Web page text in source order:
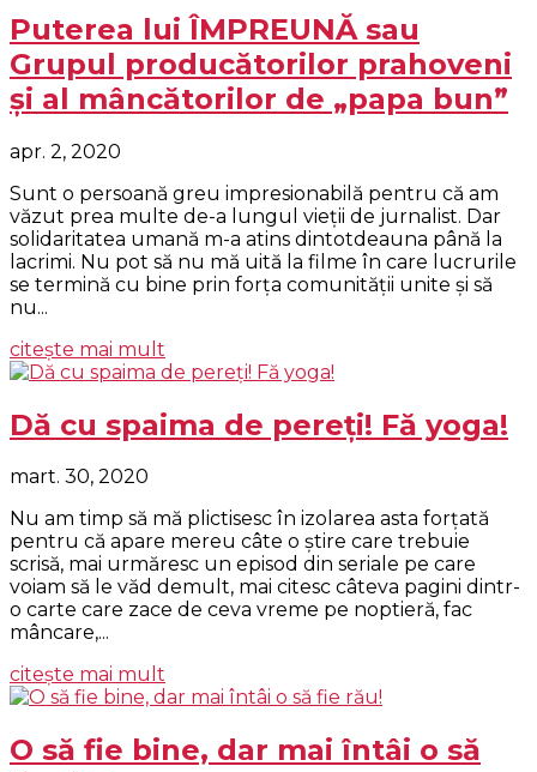
Puterea lui ÎMPREUNĂ sau
Grupul producătorilor prahoveni
şi al mâncătorilor de „papa bun”
apr. 2, 2020
Sunt o persoană greu impresionabilă pentru că am
văzut prea multe de-a lungul vieţii de jurnalist. Dar
solidaritatea umană m-a atins dintotdeauna până la
lacrimi. Nu pot să nu mă uită la filme în care lucrurile
se termină cu bine prin forţa comunităţii unite şi să
nu...
citește mai mult
Dă cu spaima de pereţi! Fă yoga!
mart. 30, 2020
Nu am timp să mă plictisesc în izolarea asta forţată
pentru că apare mereu câte o ştire care trebuie
scrisă, mai urmăresc un episod din seriale pe care
voiam să le văd demult, mai citesc câteva pagini dintr-
o carte care zace de ceva vreme pe noptieră, fac
mâncare,...
citește mai mult
O să fie bine, dar mai întâi o să